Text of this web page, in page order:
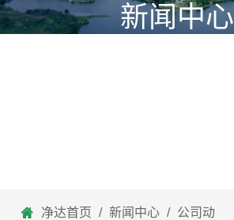
新闻中心
净达首页 / 新闻中心 / 公司动